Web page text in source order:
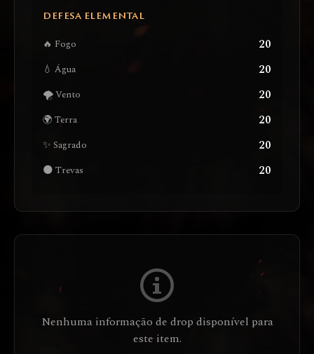
DEFESA ELEMENTAL
🔥 Fogo 20
💧 Água 20
🌪️ Vento 20
🌍 Terra 20
✨ Sagrado 20
🌑 Trevas 20
Nenhuma informação de drop disponível para
este item.